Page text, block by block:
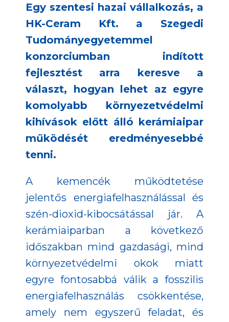
Egy szentesi hazai vállalkozás, a
HK-Ceram Kft. a Szegedi
Tudományegyetemmel
konzorciumban indított
fejlesztést arra keresve a
választ, hogyan lehet az egyre
komolyabb környezetvédelmi
kihívások előtt álló kerámiaipar
működését eredményesebbé
tenni.
A kemencék működtetése
jelentős energiafelhasználással és
szén-dioxid-kibocsátással jár. A
kerámiaiparban a következő
időszakban mind gazdasági, mind
környezetvédelmi okok miatt
egyre fontosabbá válik a fosszilis
energiafelhasználás csökkentése,
amely nem egyszerű feladat, és